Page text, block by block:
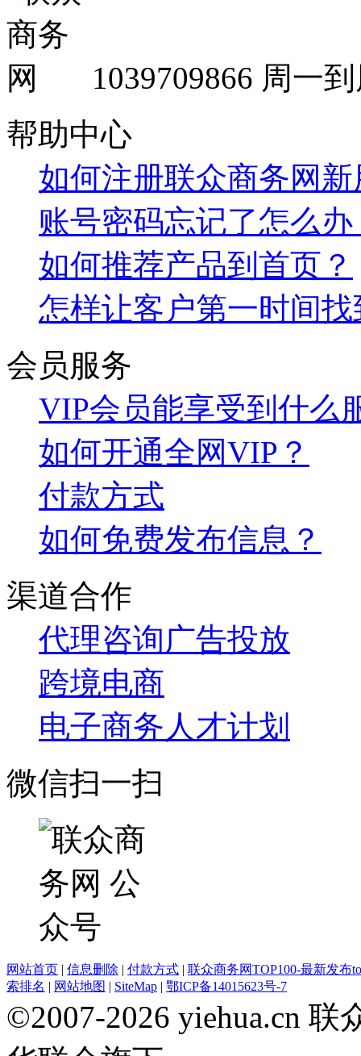
1039709866 周一
帮助中心
如何注册联众商务网
账号密码忘记了怎么办
如何推荐产品到首页？
怎样让客户第一时间
会员服务
VIP会员能享受到什么
如何开通全网VIP？
付款方式
如何免费发布信息？
渠道合作
代理咨询广告投放
跨境电商
电子商务人才计划
微信扫一扫
网站首页 | 信息删除 | 付款方式 | 联众商务网TOP100-最新发布
索排名 | 网站地图 | SiteMap | 鄂ICP备14015623号-7
©2007-2026 yiehua.cn